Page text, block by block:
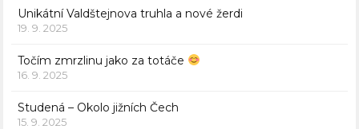
Unikátní Valdštejnova truhla a nové žerdi
19. 9. 2025
Točím zmrzlinu jako za totáče
16. 9. 2025
Studená – Okolo jižních Čech
15. 9. 2025